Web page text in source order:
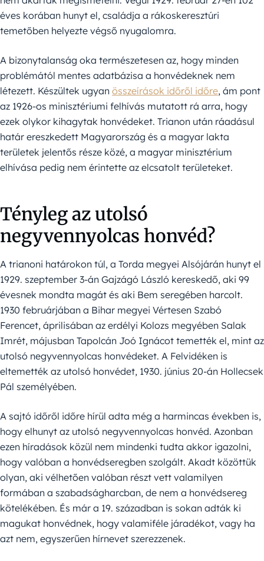
éves korában hunyt el, családja a rákoskeresztúri
temetőben helyezte végső nyugalomra.
A bizonytalanság oka természetesen az, hogy minden
problémától mentes adatbázisa a honvédeknek nem
létezett. Készültek ugyan összeírások időről időre, ám pont
az 1926-os minisztériumi felhívás mutatott rá arra, hogy
ezek olykor kihagytak honvédeket. Trianon után ráadásul
határ ereszkedett Magyarország és a magyar lakta
területek jelentős része közé, a magyar minisztérium
elhívása pedig nem érintette az elcsatolt területeket.
Tényleg az utolsó
negyvennyolcas honvéd?
A trianoni határokon túl, a Torda megyei Alsójárán hunyt el
1929. szeptember 3-án Gajzágó László kereskedő, aki 99
évesnek mondta magát és aki Bem seregében harcolt.
1930 februárjában a Bihar megyei Vértesen Szabó
Ferencet, áprilisában az erdélyi Kolozs megyében Salak
Imrét, májusban Tapolcán Joó Ignácot temették el, mint az
utolsó negyvennyolcas honvédeket. A Felvidéken is
eltemették az utolsó honvédet, 1930. június 20-án Hollecsek
Pál személyében.
A sajtó időről időre hírül adta még a harmincas években is,
hogy elhunyt az utolsó negyvennyolcas honvéd. Azonban
ezen híradások közül nem mindenki tudta akkor igazolni,
hogy valóban a honvédseregben szolgált. Akadt közöttük
olyan, aki vélhetően valóban részt vett valamilyen
formában a szabadságharcban, de nem a honvédsereg
kötelékében. És már a 19. században is sokan adták ki
magukat honvédnek, hogy valamiféle járadékot, vagy ha
azt nem, egyszerűen hírnevet szerezzenek.